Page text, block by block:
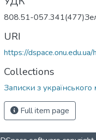
808.51-
URI
https://
Collections
Записки з українського
Full item page